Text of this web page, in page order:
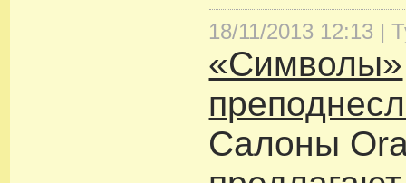
18/11/2013 12:13 |
«Символы»
Салоны